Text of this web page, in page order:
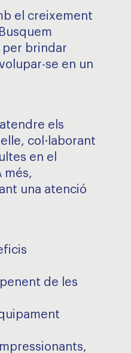
el creixement
per brindar
se en un
els
col·laborant
en el
més,
una atenció
de les